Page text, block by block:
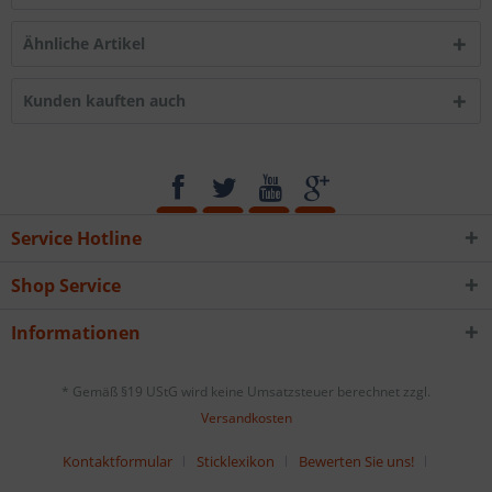
Ähnliche Artikel
Kunden kauften auch
Service Hotline
Shop Service
Informationen
* Gemäß §19 UStG wird keine Umsatzsteuer berechnet zzgl.
Versandkosten
Kontaktformular Sticklexikon
Bewerten Sie uns!